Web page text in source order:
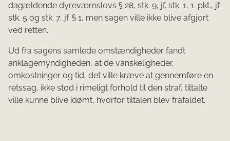
dagældende dyreværnslovs § 28, stk. 9, jf. stk. 1, 1. pkt., jf.
stk. 5 og stk. 7, jf. § 1, men sagen ville ikke blive afgjort
ved retten.
Ud fra sagens samlede omstændigheder fandt
anklagemyndigheden, at de vanskeligheder,
omkostninger og tid, det ville kræve at gennemføre en
retssag, ikke stod i rimeligt forhold til den straf, tiltalte
ville kunne blive idømt, hvorfor tiltalen blev frafaldet.